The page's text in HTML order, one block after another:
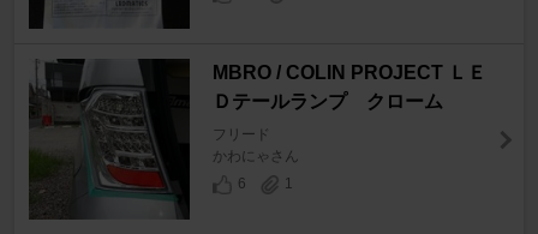
MBRO / COLIN PROJECT ＬＥ
Ｄテールランプ クローム
フリード
かわにゃさん
6
1